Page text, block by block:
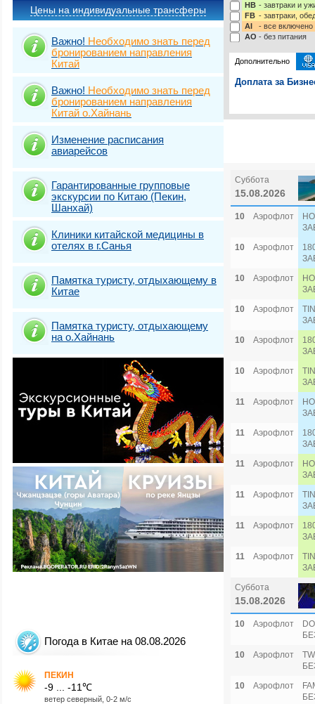
Цены на индивидуальные трансферы
Важно! Необходимо знать перед
бронированием направления
Китай
Важно! Необходимо знать перед
бронированием направления
Китай о.Хайнань
Изменение расписания
авиарейсов
Гарантированные групповые
экскурсии по Китаю (Пекин,
Шанхай)
Клиники китайской медицины в
отелях в г.Санья
Памятка туристу, отдыхающему в
Китае
Памятка туристу, отдыхающему
на о.Хайнань
Погода в Китае на 08.08.2026
ПЕКИН
-9 ... -11℃
ветер северный, 0-2 м/с
HB - завтраки и
FB - завтраки,
AI
- все включено
AO - без питания
Дополнительно
Доплата за
Подробнее о визе
Суббота
15.08.2026
10 Аэрофлот
10
Аэрофлот
10
Аэрофлот
10
Аэрофлот
10
Аэрофлот
10
Аэрофлот
11
Аэрофлот
11
Аэрофлот
11
Аэрофлот
11
Аэрофлот
11
Аэрофлот
11
Аэрофлот
Суббота
15.08.2026
10 Аэрофлот
10
Аэрофлот
10
Аэрофлот